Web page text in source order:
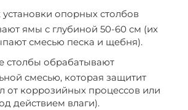
установки опорных столбов
ямы с глубиной 50-60 см (их
смесью песка и щебня).
столбы обрабатывают
смесью, которая защитит
от коррозийных процессов или
действием влаги).